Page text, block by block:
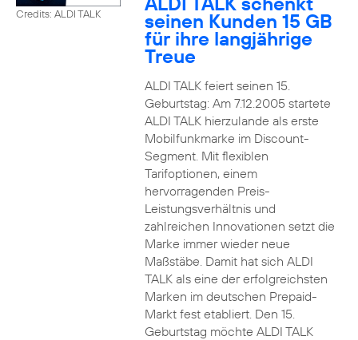
Credits: ALDI TALK seinen Kunden 15 GB
für ihre langjährige
Treue
ALDI TALK feiert seinen 15.
Geburtstag: Am 7.12.2005 startete
ALDI TALK hierzulande als erste
Mobilfunkmarke im Discount-
Segment. Mit flexiblen
Tarifoptionen, einem
hervorragenden Preis-
Leistungsverhältnis und
zahlreichen Innovationen setzt die
Marke immer wieder neue
Maßstäbe. Damit hat sich ALDI
TALK als eine der erfolgreichsten
Marken im deutschen Prepaid-
Markt fest etabliert. Den 15.
Geburtstag möchte ALDI TALK